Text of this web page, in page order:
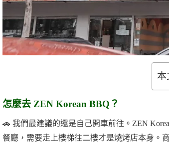
本
怎麼去 ZEN Korean BBQ？
🚗 我們最建議的還是自己開車前往。ZEN
餐廳，需要走上樓梯往二樓才是燒烤店本身。